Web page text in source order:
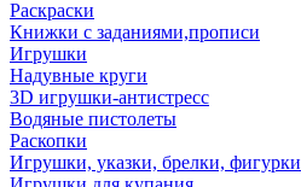
Раскраски
Книжки с заданиями,прописи
Игрушки
Надувные круги
3D игрушки-антистресс
Водяные пистолеты
Раскопки
Игрушки, указки, брелки, фигурки